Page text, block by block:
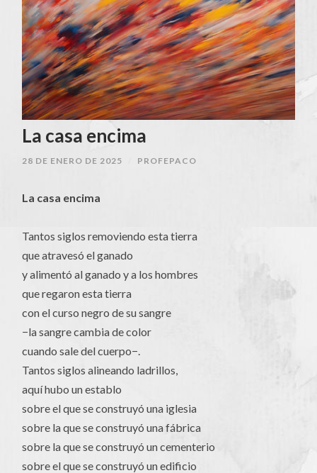
La casa encima
28 DE ENERO DE 2025 PROFEPACO
La casa encima
Tantos siglos removiendo esta tierra
que atravesó el ganado
y alimentó al ganado y a los hombres
que regaron esta tierra
con el curso negro de su sangre
−la sangre cambia de color
cuando sale del cuerpo−.
Tantos siglos alineando ladrillos,
aquí hubo un establo
sobre el que se construyó una iglesia
sobre la que se construyó una fábrica
sobre la que se construyó un cementerio
sobre el que se construyó un edificio